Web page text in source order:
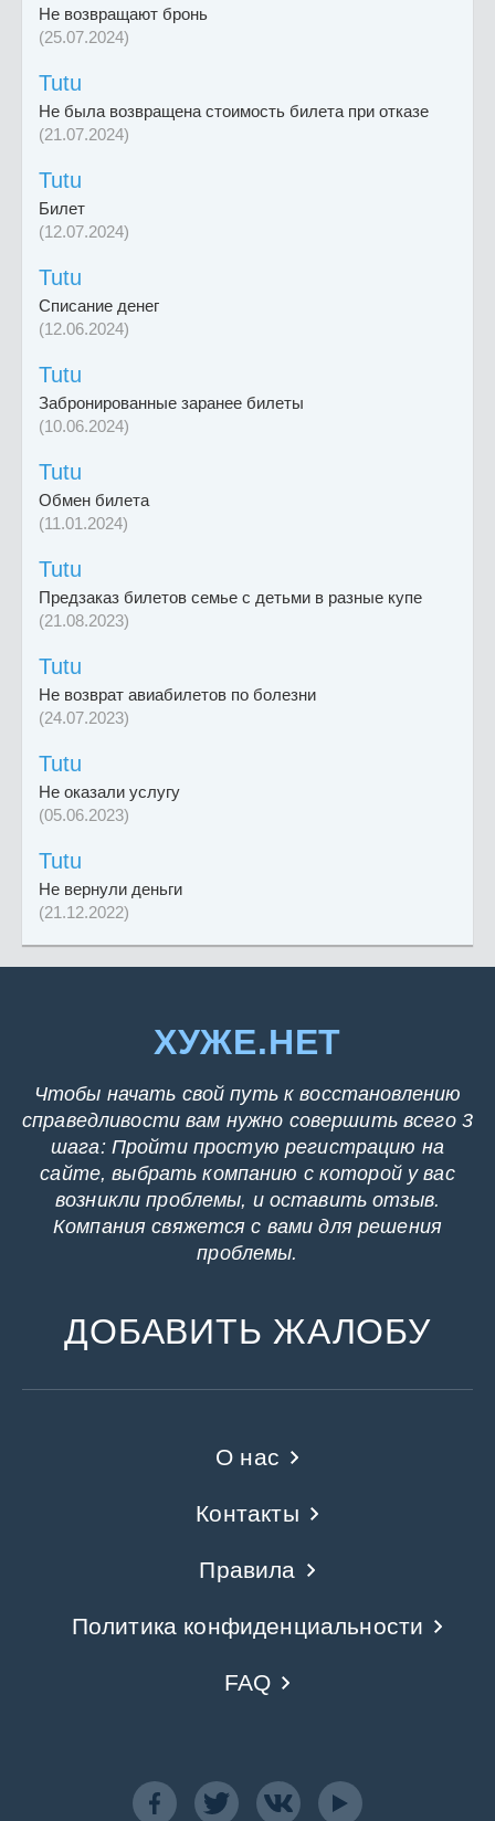
Не возвращают бронь
(25.07.2024)
Tutu
Не была возвращена стоимость билета при отказе
(21.07.2024)
Tutu
Билет
(12.07.2024)
Tutu
Списание денег
(12.06.2024)
Tutu
Забронированные заранее билеты
(10.06.2024)
Tutu
Обмен билета
(11.01.2024)
Tutu
Предзаказ билетов семье с детьми в разные купе
(21.08.2023)
Tutu
Не возврат авиабилетов по болезни
(24.07.2023)
Tutu
Не оказали услугу
(05.06.2023)
Tutu
Не вернули деньги
(21.12.2022)
ХУЖЕ.НЕТ
Чтобы начать свой путь к восстановлению
справедливости вам нужно совершить всего 3
шага: Пройти простую регистрацию на
сайте, выбрать компанию с которой у вас
возникли проблемы, и оставить отзыв.
Компания свяжется с вами для решения
проблемы.
ДОБАВИТЬ ЖАЛОБУ
О нас
Контакты
Правила
Политика конфиденциальности
FAQ